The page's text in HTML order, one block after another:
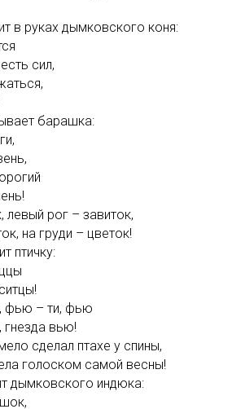
в руках дымковского коня:
сил,
барашка:
рог – завиток,
на груди – цветок!
птичку:
фью – ти, фью
вью!
сделал птахе у спины,
голоском самой весны!
дымковского индюка: